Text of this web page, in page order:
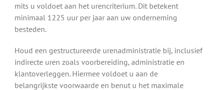
mits u voldoet aan het urencriterium. Dit betekent
minimaal 1225 uur per jaar aan uw onderneming
besteden.
Houd een gestructureerde urenadministratie bij, inclusief
indirecte uren zoals voorbereiding, administratie en
klantoverleggen. Hiermee voldoet u aan de
belangrijkste voorwaarde en benut u het maximale